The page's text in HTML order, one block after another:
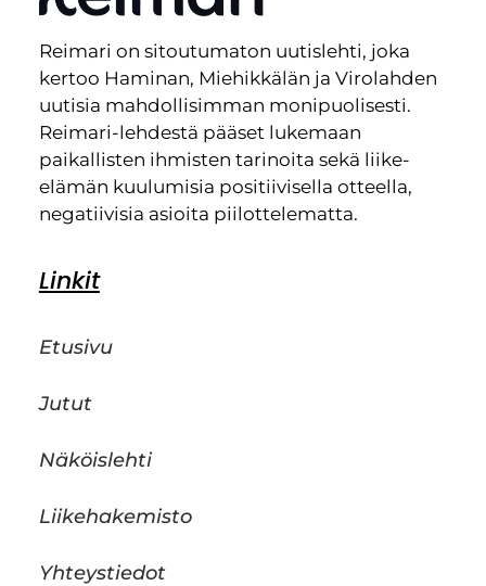
Reimari on sitoutumaton uutislehti, joka
kertoo Haminan, Miehikkälän ja Virolahden
uutisia mahdollisimman monipuolisesti.
Reimari-lehdestä pääset lukemaan
paikallisten ihmisten tarinoita sekä liike-
elämän kuulumisia positiivisella otteella,
negatiivisia asioita piilottelematta.
Linkit
Etusivu
Jutut
Näköislehti
Liikehakemisto
Yhteystiedot